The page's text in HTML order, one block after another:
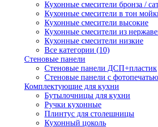
Кухонные смесители бронза /
Кухонные смесители в тон
Кухонные смесители высокие
Кухонные смесители из
Кухонные смесители низкие
Все категории (10)
Стеновые панели
Стеновые панели ДСП+пластик
Стеновые панели с фотопечатью
Комплектующие для кухни
Бутылочницы для кухни
Ручки кухонные
Плинтус для столешницы
Кухонный цоколь